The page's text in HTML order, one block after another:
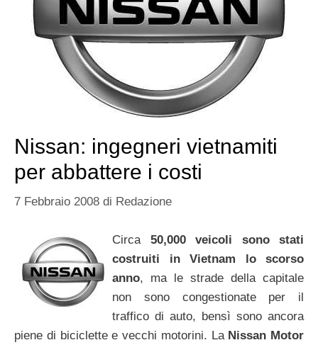
Nissan: ingegneri vietnamiti
per abbattere i costi
7 Febbraio 2008 di Redazione
Circa 50,000 veicoli sono stati
costruiti in Vietnam lo scorso
anno, ma le strade della capitale
non sono congestionate per il
traffico di auto, bensì sono ancora
piene di biciclette e vecchi motorini. La Nissan Motor